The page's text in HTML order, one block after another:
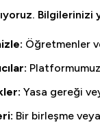
Bilgilerinizi
Öğretmenler
Yasa gereği
Bir birleşme